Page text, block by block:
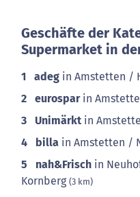
Geschäfte der
Supermarket in
1 adeg in Amstetten /
2 eurosparin
3 Unimärkt in
4 billa in Amstetten /
5 nah&Frisch in
Kornberg (3 km)